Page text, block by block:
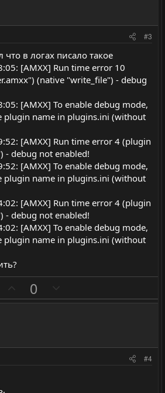
т
в
н
ы
г
о
о
с
т
в
н
ы
г
о
о
с
#3
что в логах писало такое
[AMXX] Run time error 10
(native "write_file") - debug
[AMXX] To enable debug mode,
plugin name in plugins.ini (without
[AMXX] Run time error 4 (plugin
- debug not enabled!
[AMXX] To enable debug mode,
plugin name in plugins.ini (without
[AMXX] Run time error 4 (plugin
- debug not enabled!
[AMXX] To enable debug mode,
plugin name in plugins.ini (without
о
т
0
е
т
#4